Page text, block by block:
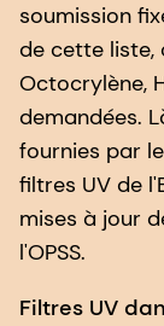
soumission
de cette liste,
Octocrylène,
demandées.
fournies par
filtres UV de
mises à jour
l'OPSS.
Filtres UV